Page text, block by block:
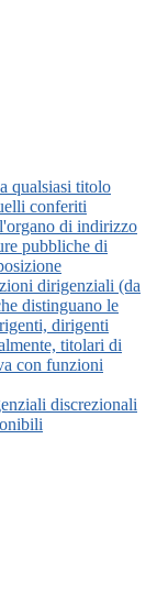
qualsiasi titolo
conferiti
di indirizzo
pubbliche di
dirigenziali (da
distinguano le
dirigenti
titolari di
con funzioni
discrezionali